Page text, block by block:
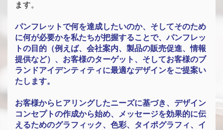
ます。
パンフレットで何を達成したいのか、そしてそのため
に何が必要かを私たちが把握することで、パンフレッ
トの目的（例えば、会社案内、製品の販売促進、情報
提供など）、お客様のターゲット、そしてお客様のブ
ランドアイデンティティに最適なデザインをご提案い
たします。
お客様からヒアリングしたニーズに基づき、デザイン
コンセプトの作成から始め、メッセージを効果的に伝
えるためのグラフィック、色彩、タイポグラフィ、イ